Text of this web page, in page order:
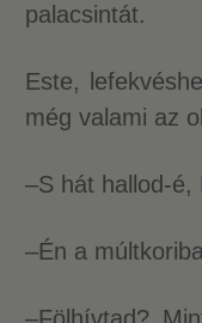
palacsintát.
Este,
még valami az
–S hát hallod-é,
–Én a